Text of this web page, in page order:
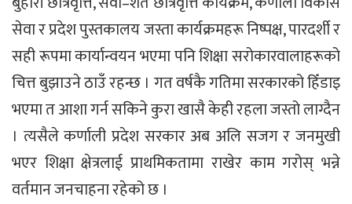
सेवा र प्रदेश पुस्तकालय जस्ता कार्यक्रमहरू निष्पक्ष, पारदर्शी र
सही रूपमा कार्यान्वयन भएमा पनि शिक्षा सरोकारवालाहरूको
चित्त बुझाउने ठाउँ रहन्छ । गत वर्षकै गतिमा सरकारको हिँडाइ
भएमा त आशा गर्न सकिने कुरा खासै केही रहला जस्तो लाग्दैन
। त्यसैले कर्णाली प्रदेश सरकार अब अलि सजग र जनमुखी
भएर शिक्षा क्षेत्रलाई प्राथमिकतामा राखेर काम गरोस् भन्ने
वर्तमान जनचाहना रहेको छ ।